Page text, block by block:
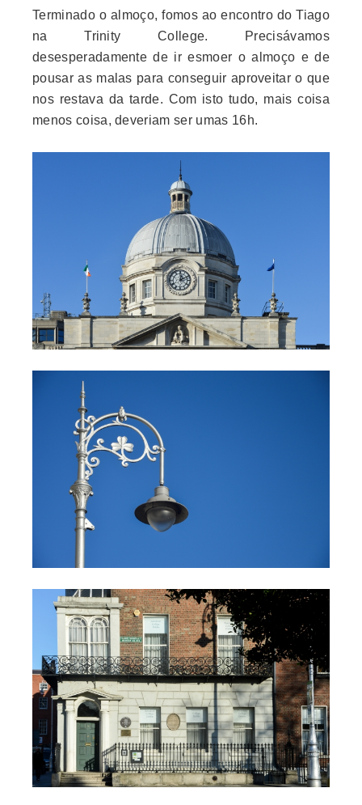
Terminado o almoço, fomos ao encontro do Tiago
na Trinity College. Precisávamos
desesperadamente de ir esmoer o almoço e de
pousar as malas para conseguir aproveitar o que
nos restava da tarde. Com isto tudo, mais coisa
menos coisa, deveriam ser umas 16h.